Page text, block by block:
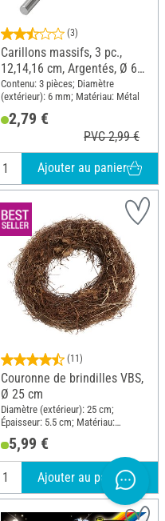
(3)
Carillons massifs, 3 pc.,
12,14,16 cm, Argentés, Ø 6
mm
Contenu: 3 pièces; Diamètre
(extérieur): 6 mm; Matériau: Métal
2,79 €
PVC 2,99 €
Ajouter au panier
(11)
Couronne de brindilles VBS,
Ø 25 cm
Diamètre (extérieur): 25 cm;
Épaisseur: 5.5 cm; Matériau:
Brindilles
5,99 €
Ajouter au panier